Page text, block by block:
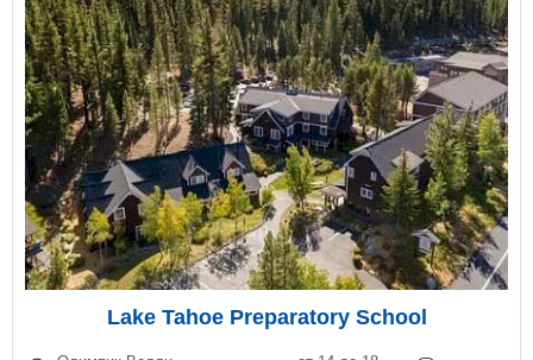
Lake Tahoe Preparatory School